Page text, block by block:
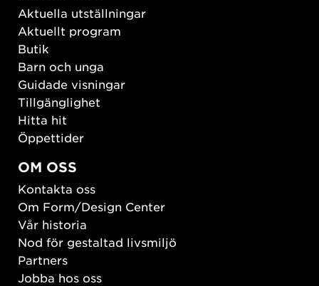
Aktuella utställningar
Aktuellt program
Butik
Barn och unga
Guidade visningar
Tillgänglighet
Hitta hit
Öppettider
OM OSS
Kontakta oss
Om Form/Design Center
Vår historia
Nod för gestaltad livsmiljö
Partners
Jobba hos oss